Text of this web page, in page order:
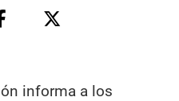
informa a los